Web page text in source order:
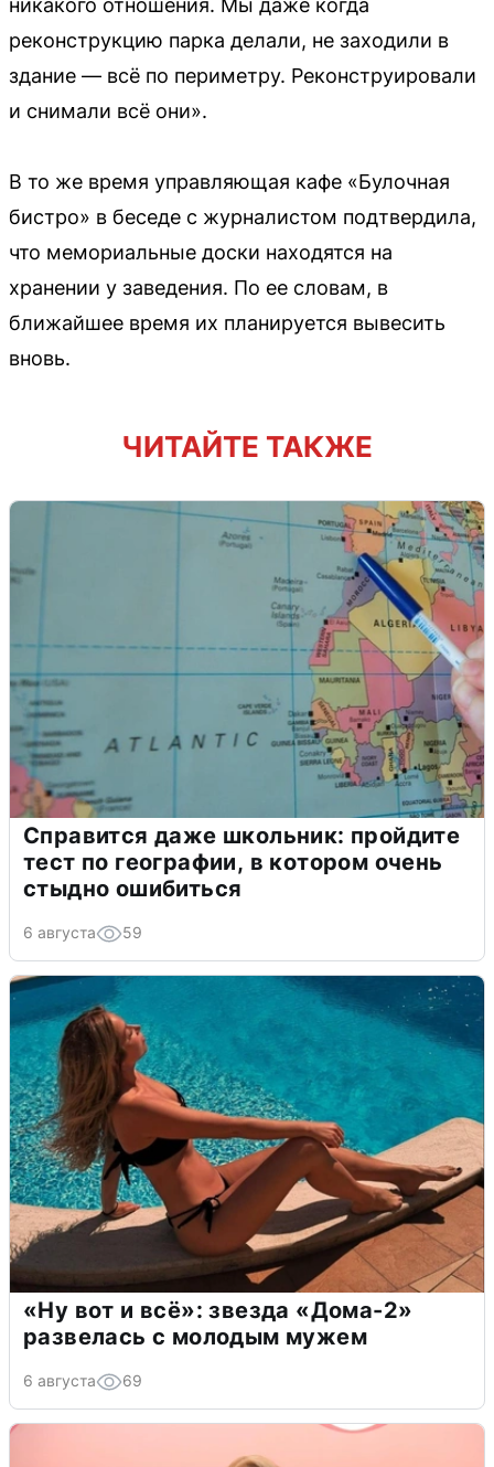
никакого отношения. Мы даже когда
реконструкцию парка делали, не заходили в
здание — всё по периметру. Реконструировали
и снимали всё они».
В то же время управляющая кафе «Булочная
бистро» в беседе с журналистом подтвердила,
что мемориальные доски находятся на
хранении у заведения. По ее словам, в
ближайшее время их планируется вывесить
вновь.
ЧИТАЙТЕ ТАКЖЕ
Справится даже школьник: пройдите
тест по географии, в котором очень
стыдно ошибиться
6 августа 59
«Ну вот и всё»: звезда «Дома-2»
развелась с молодым мужем
6 августа 69